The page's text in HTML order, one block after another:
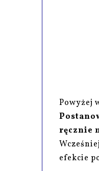
Powyżej
ręcznie
efekcie